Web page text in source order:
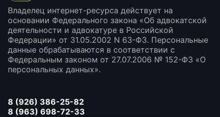
Владелец интернет-ресурса действует на
основании Федерального закона «Об адвокатской
деятельности и адвокатуре в Российской
Федерации» от 31.05.2002 N 63-ФЗ. Персональные
данные обрабатываются в соответствии с
Федеральным законом от 27.07.2006 № 152-ФЗ «О
персональных данных».
8 (926) 386-25-82
8 (963) 698-72-33